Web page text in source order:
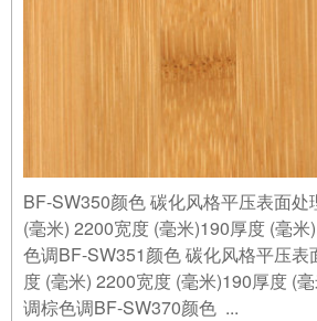
BF-SW350颜色 碳化风格平压表面处
(毫米) 2200宽度 (毫米)190厚度 (毫
色调BF-SW351颜色 碳化风格平压表
度 (毫米) 2200宽度 (毫米)190厚度 (
调棕色调BF-SW370颜色 ...